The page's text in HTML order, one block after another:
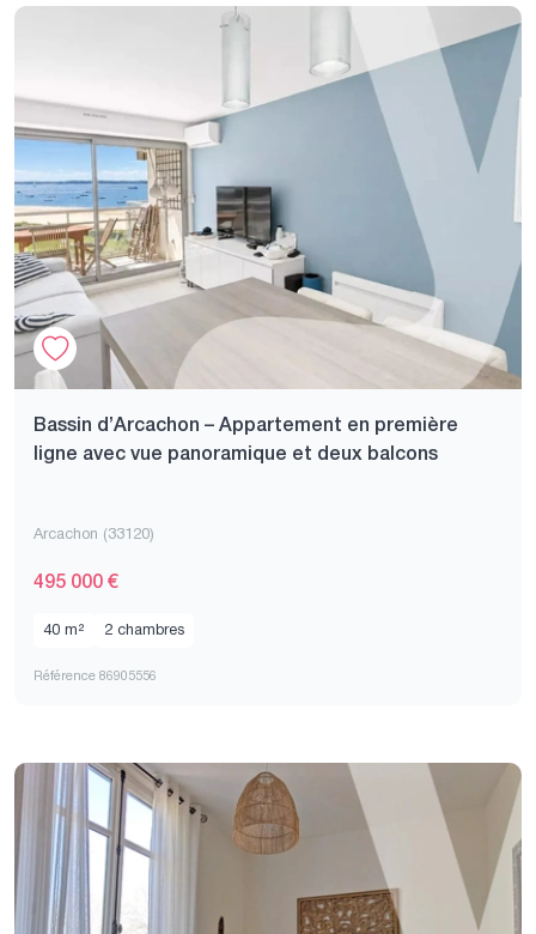
Bassin d’Arcachon – Appartement en première
ligne avec vue panoramique et deux balcons
Arcachon (33120)
495 000 €
40 m² 2 chambres
Référence 86905556